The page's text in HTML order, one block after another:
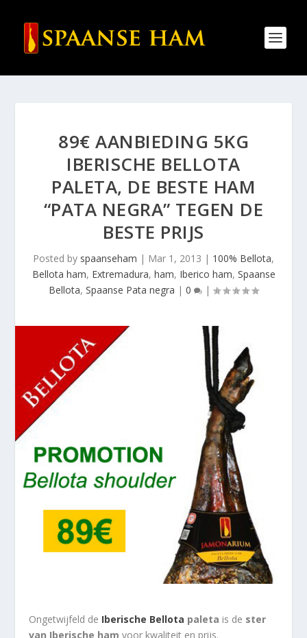
89€ AANBIEDING 5KG
IBERISCHE BELLOTA
PALETA, DE BESTE HAM
“PATA NEGRA” TEGEN DE
BESTE PRIJS
Posted by spaanseham | Mar 1, 2013 | 100% Bellota,
Bellota ham, Extremadura, ham, Iberico ham, Spaanse
Bellota, Spaanse Pata negra | 0 |
Ongetwijfeld de Iberische Bellota paleta is de ster
van Iberische ham voor kwaliteit en prijs.